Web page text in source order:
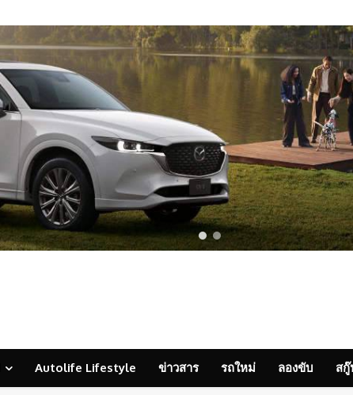
Autolife Lifestyle ข่าวสาร รถใหม่ ลองขับ สกู๊